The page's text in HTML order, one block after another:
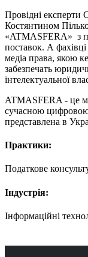
Провідні експерти
Костянтином
«ATMASFERA» з
поставок. А
медіа права, якою
забезпечать
інтелектуальної
ATMASFERA - це
сучасною
представлена в
Практики:
Податкове
Індустрія:
Інформаційні